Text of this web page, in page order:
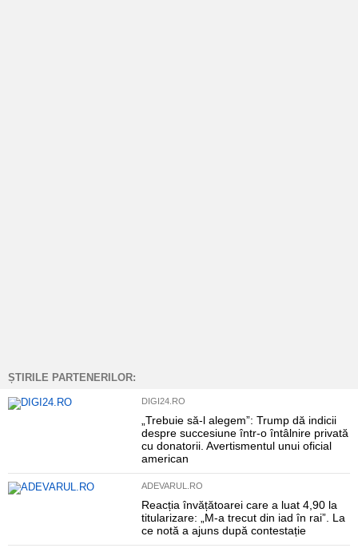
ȘTIRILE PARTENERILOR:
DIGI24.RO
„Trebuie să-l alegem”: Trump dă indicii
despre succesiune într-o întâlnire privată
cu donatorii. Avertismentul unui oficial
american
ADEVARUL.RO
Reacția învățătoarei care a luat 4,90 la
titularizare: „M-a trecut din iad în rai”. La
ce notă a ajuns după contestație